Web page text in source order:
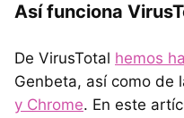
Así funciona
De VirusTotal hemos
Genbeta, así como de
y Chrome. En este